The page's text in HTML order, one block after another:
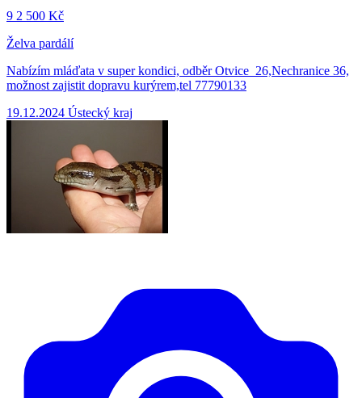
9 2 500 Kč
Želva pardálí
Nabízím mláďata v super kondici, odběr Otvice 26,Nechranice 36,
možnost zajistit dopravu kurýrem,tel 77790133
19.12.2024 Ústecký kraj